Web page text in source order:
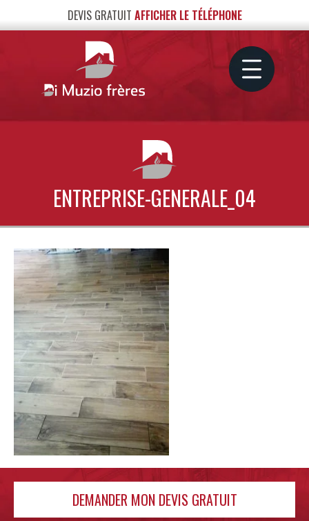
DEVIS GRATUIT AFFICHER LE TÉLÉPHONE
ENTREPRISE-GENERALE_04
DEMANDER MON DEVIS GRATUIT